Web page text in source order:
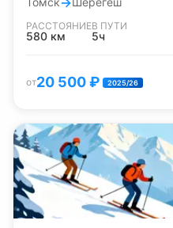
РАССТОЯНИЕ
580 км
В ПУТИ
5ч
от20 500₽ 2025/26